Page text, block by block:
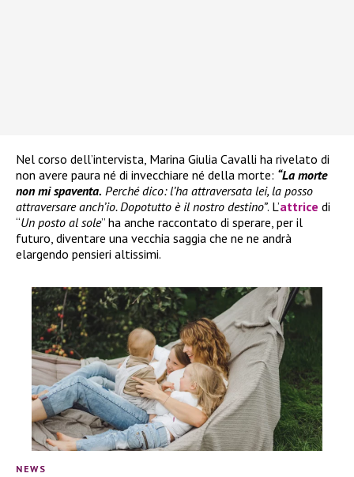
Nel corso dell’intervista, Marina Giulia Cavalli ha rivelato di
non avere paura né di invecchiare né della morte: “La morte
non mi spaventa. Perché dico: l’ha attraversata lei, la posso
attraversare anch’io. Dopotutto è il nostro destino”. L’attrice di
“Un posto al sole” ha anche raccontato di sperare, per il
futuro, diventare una vecchia saggia che ne ne andrà
elargendo pensieri altissimi.
NEWS